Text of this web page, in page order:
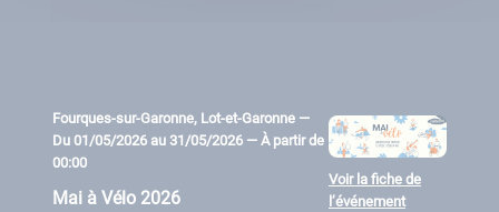
Fourques-sur-Garonne, Lot-et-Garonne —
Du 01/05/2026 au 31/05/2026 — À partir de
00:00
Mai à Vélo 2026
Voir la fiche de
l’événement